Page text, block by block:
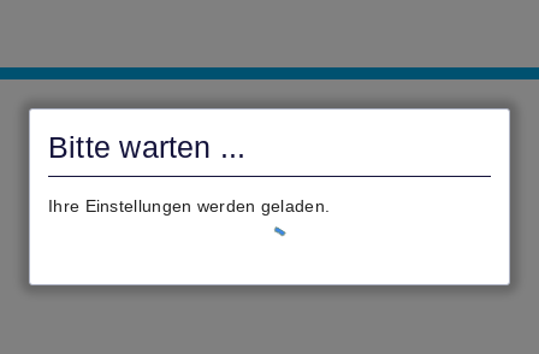
Bitte warten ...
Ihre Einstellungen werden geladen.